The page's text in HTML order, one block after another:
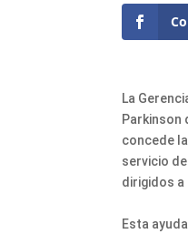
La
Parkinson
concede
servicio
dirigidos a
Esta